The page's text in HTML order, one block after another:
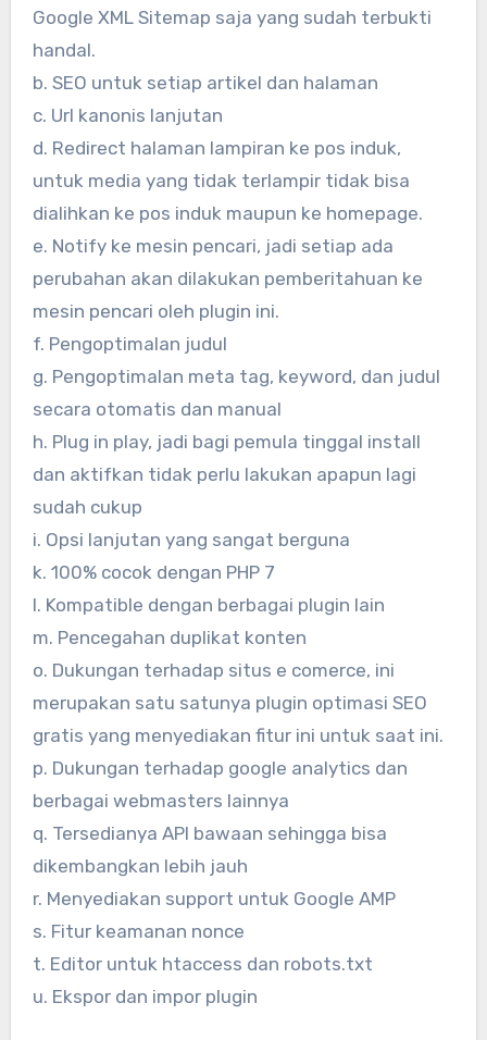
Google XML Sitemap saja yang sudah terbukti
handal.
b. SEO untuk setiap artikel dan halaman
c. Url kanonis lanjutan
d. Redirect halaman lampiran ke pos induk,
untuk media yang tidak terlampir tidak bisa
dialihkan ke pos induk maupun ke homepage.
e. Notify ke mesin pencari, jadi setiap ada
perubahan akan dilakukan pemberitahuan ke
mesin pencari oleh plugin ini.
f. Pengoptimalan judul
g. Pengoptimalan meta tag, keyword, dan judul
secara otomatis dan manual
h. Plug in play, jadi bagi pemula tinggal install
dan aktifkan tidak perlu lakukan apapun lagi
sudah cukup
i. Opsi lanjutan yang sangat berguna
k. 100% cocok dengan PHP 7
l. Kompatible dengan berbagai plugin lain
m. Pencegahan duplikat konten
o. Dukungan terhadap situs e comerce, ini
merupakan satu satunya plugin optimasi SEO
gratis yang menyediakan fitur ini untuk saat ini.
p. Dukungan terhadap google analytics dan
berbagai webmasters lainnya
q. Tersedianya API bawaan sehingga bisa
dikembangkan lebih jauh
r. Menyediakan support untuk Google AMP
s. Fitur keamanan nonce
t. Editor untuk htaccess dan robots.txt
u. Ekspor dan impor plugin